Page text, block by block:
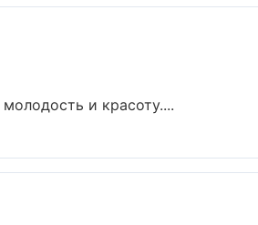
и красоту....